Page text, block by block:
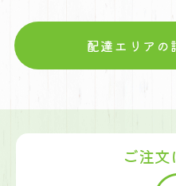
配達エリアの
ご注文